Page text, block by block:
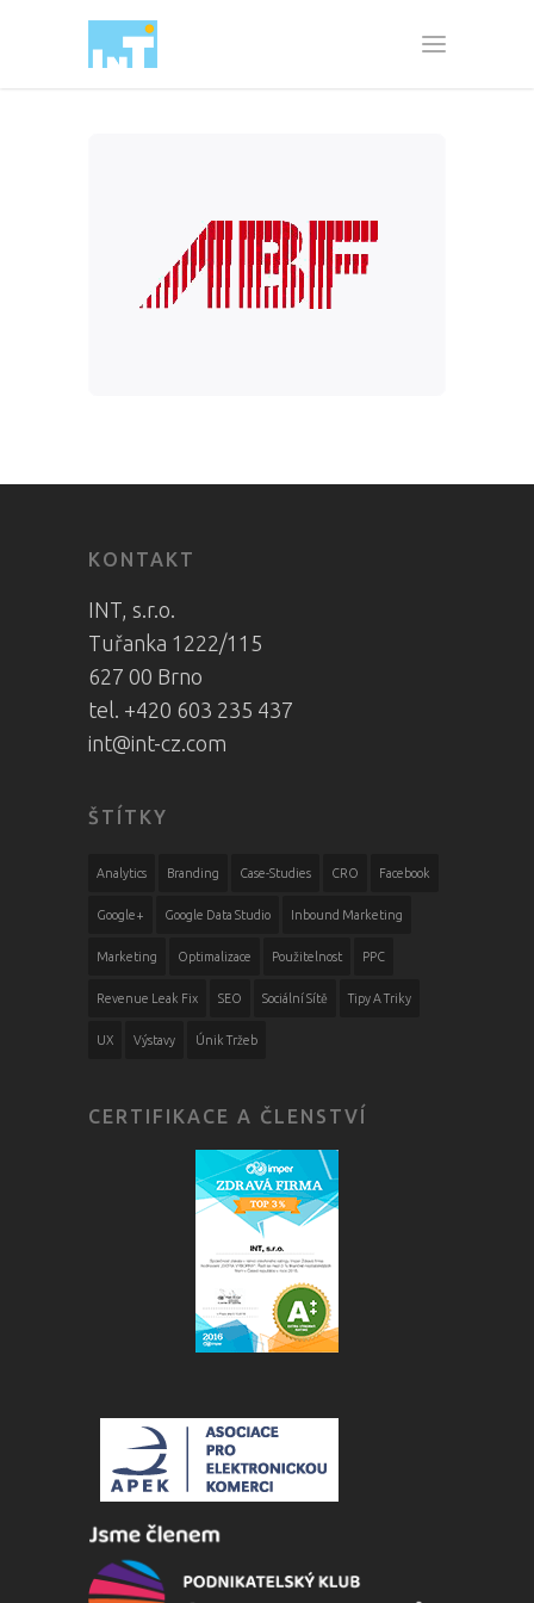
KONTAKT
INT, s.r.o.
Tuřanka 1222/115
627 00 Brno
tel. +420 603 235 437
int@int-cz.com
ŠTÍTKY
Analytics Branding Case-Studies CRO Facebook
Google+ Google Data Studio Inbound Marketing
Marketing Optimalizace Použitelnost PPC
Revenue Leak Fix SEO Sociální Sítě Tipy A Triky
UX Výstavy Únik Tržeb
CERTIFIKACE A ČLENSTVÍ